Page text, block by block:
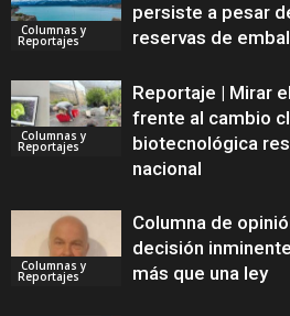
Columnas y
Reportajes
persiste a pesar
reservas de
Columnas y
Reportajes
Reportaje | Mirar
frente al cambio
biotecnológica
nacional
Columnas y
Reportajes
Columna de
decisión
más que una ley